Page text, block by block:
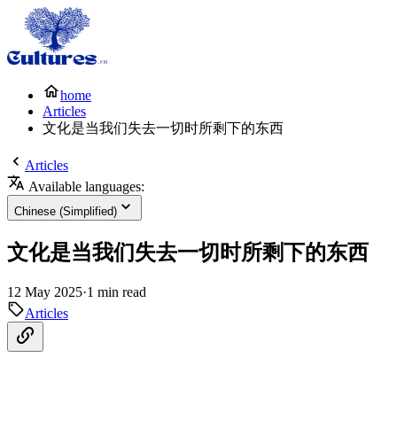
home
Articles
文化是当我们失去一切时所剩下的东西
Articles
Available languages:
Chinese (Simplified)
文化是当我们失去一切时所剩下的东西
12 May 2025·1 min read
Articles